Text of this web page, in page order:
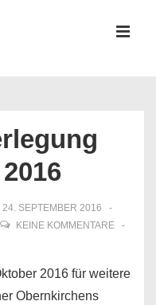
24. SEPTEMBER 2016
KEINE KOMMENTARE
2016 für weitere
Obernkirchens